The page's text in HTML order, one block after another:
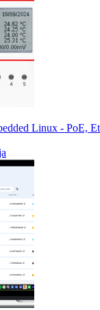
Linux - PoE,